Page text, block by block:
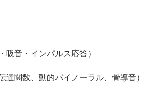
・インパルス応答）
関数、動的バイノーラル、骨導音）